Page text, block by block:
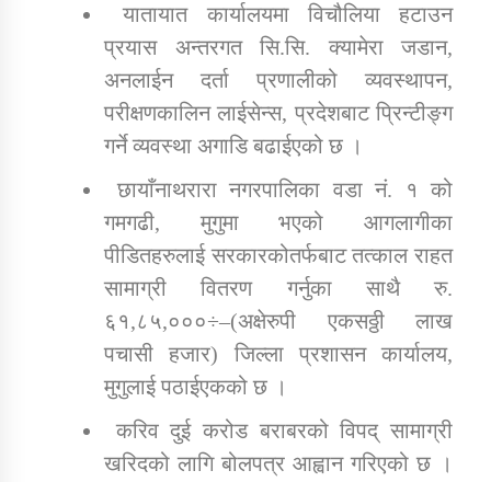
यातायात कार्यालयमा विचौलिया हटाउन
प्रयास अन्तरगत सि.सि. क्यामेरा जडान,
अनलाईन दर्ता प्रणालीको व्यवस्थापन,
परीक्षणकालिन लाईसेन्स, प्रदेशबाट प्रिन्टीङ्ग
गर्ने व्यवस्था अगाडि बढाईएको छ ।
छायाँनाथरारा नगरपालिका वडा नं. १ को
गमगढी, मुगुमा भएको आगलागीका
पीडितहरुलाई सरकारकोतर्फबाट तत्काल राहत
सामाग्री वितरण गर्नुका साथै रु.
६१,८५,०००÷–(अक्षेरुपी एकसठ्ठी लाख
पचासी हजार) जिल्ला प्रशासन कार्यालय,
मुगुलाई पठाईएकको छ ।
करिव दुई करोड बराबरको विपद् सामाग्री
खरिदको लागि बोलपत्र आह्वान गरिएको छ ।